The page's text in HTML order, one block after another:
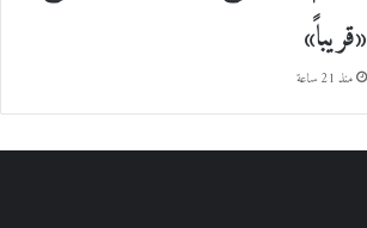
«قريباً»
منذ 21 ساعة